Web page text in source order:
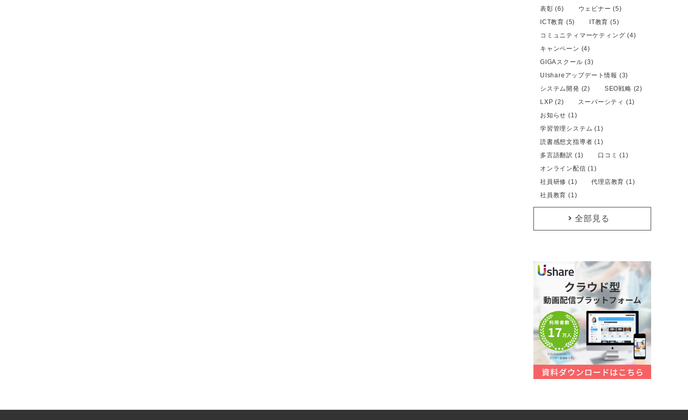
表彰 (6)
ウェビナー (5)
ICT教育 (5)
IT教育 (5)
コミュニティマーケティング (4)
キャンペーン (4)
GIGAスクール (3)
UIshareアップデート情報 (3)
システム開発 (2)
SEO戦略 (2)
LXP (2)
スーパーシティ (1)
お知らせ (1)
学習管理システム (1)
読書感想文指導者 (1)
多言語翻訳 (1)
口コミ (1)
オンライン配信 (1)
社員研修 (1)
代理店教育 (1)
社員教育 (1)
全部見る